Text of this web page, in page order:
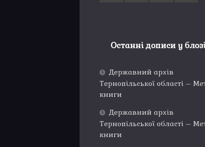
Останні дописи у блозі
Державний архів
Тернопільської області –
книги
Державний архів
Тернопільської області –
книги